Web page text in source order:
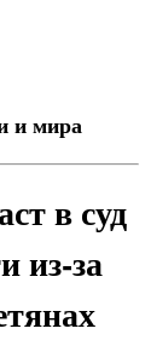
и мира
в суд
из-за